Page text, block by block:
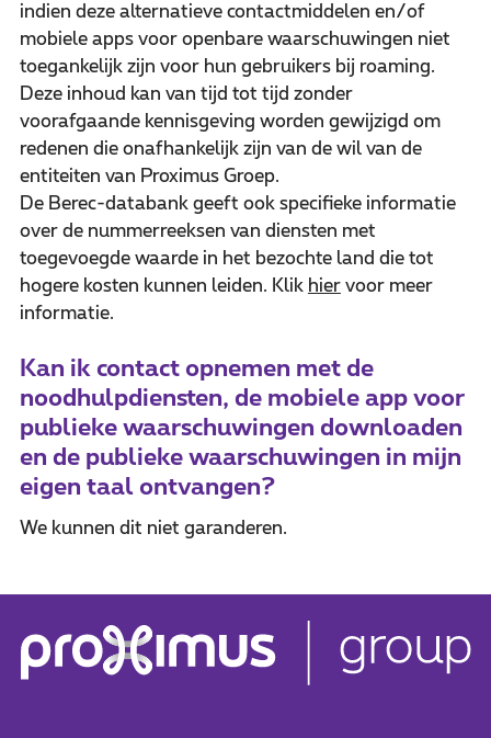
indien deze alternatieve contactmiddelen en/of
mobiele apps voor openbare waarschuwingen niet
toegankelijk zijn voor hun gebruikers bij roaming.
Deze inhoud kan van tijd tot tijd zonder
voorafgaande kennisgeving worden gewijzigd om
redenen die onafhankelijk zijn van de wil van de
entiteiten van Proximus Groep.
De Berec-databank geeft ook specifieke informatie
over de nummerreeksen van diensten met
toegevoegde waarde in het bezochte land die tot
hogere kosten kunnen leiden. Klik hiervoor meer
informatie.
Kan ik contact opnemen met de
noodhulpdiensten, de mobiele app voor
publieke waarschuwingen downloaden
en de publieke waarschuwingen in mijn
eigen taal ontvangen?
We kunnen dit niet garanderen.